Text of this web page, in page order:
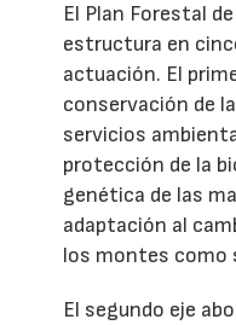
El Plan Forestal
estructura en
actuación. El
conservación de
servicios
protección de la
genética de las
adaptación al
los montes como
El segundo eje